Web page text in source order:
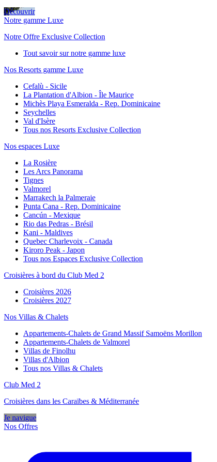
Découvrir
Notre gamme Luxe
Notre Offre Exclusive Collection
Tout savoir sur notre gamme luxe
Nos Resorts gamme Luxe
Cefalù - Sicile
La Plantation d'Albion - Île Maurice
Michès Playa Esmeralda - Rep. Dominicaine
Seychelles
Val d'Isère
Tous nos Resorts Exclusive Collection
Nos espaces Luxe
La Rosière
Les Arcs Panorama
Tignes
Valmorel
Marrakech la Palmeraie
Punta Cana - Rep. Dominicaine
Cancún - Mexique
Rio das Pedras - Brésil
Kani - Maldives
Quebec Charlevoix - Canada
Kiroro Peak - Japon
Tous nos Espaces Exclusive Collection
Croisières à bord du Club Med 2
Croisières 2026
Croisières 2027
Nos Villas & Chalets
Appartements-Chalets de Grand Massif Samoëns Morillon
Appartements-Chalets de Valmorel
Villas de Finolhu
Villas d'Albion
Tous nos Villas & Chalets
Club Med 2
Croisières dans les Caraïbes & Méditerranée
Je navigue
Nos Offres